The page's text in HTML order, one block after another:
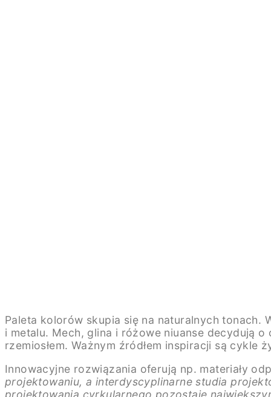
Paleta kolorów skupia się na naturalnych tonach.
i metalu. Mech, glina i różowe niuanse decydują
rzemiosłem. Ważnym źródłem inspiracji są cykle
Innowacyjne rozwiązania oferują np. materiały
projektowaniu, a interdyscyplinarne studia
projektowania cyrkularnego pozostaje